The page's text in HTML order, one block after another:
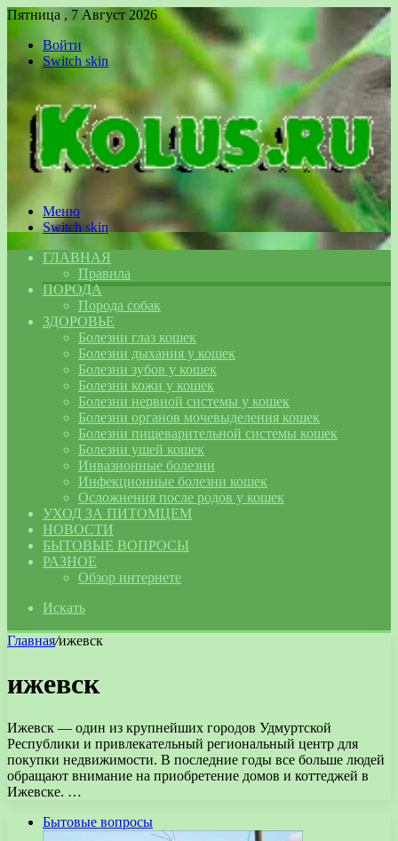
Пятница , 7 Август 2026
Войти
Switch skin
Меню
Switch skin
ГЛАВНАЯ
Правила
ПОРОДА
Порода собак
ЗДОРОВЬЕ
Болезни глаз кошек
Болезни дыхания у кошек
Болезни зубов у кошек
Болезни кожи у кошек
Болезни нервной системы у кошек
Болезни органов мочевыделения кошек
Болезни пищеварительной системы кошек
Болезни ушей кошек
Инвазионные болезни
Инфекционные болезни кошек
Осложнения после родов у кошек
УХОД ЗА ПИТОМЦЕМ
НОВОСТИ
БЫТОВЫЕ ВОПРОСЫ
РАЗНОЕ
Обзор интернете
Искать
Главная/ижевск
ижевск
Ижевск — один из крупнейших городов Удмуртской
Республики и привлекательный региональный центр для
покупки недвижимости. В последние годы все больше людей
обращают внимание на приобретение домов и коттеджей в
Ижевске. …
Бытовые вопросы